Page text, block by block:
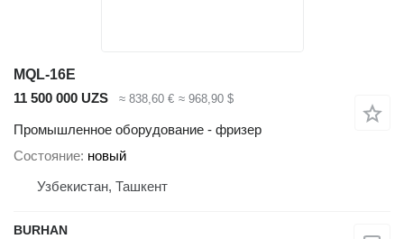
MQL-16E
11 500 000 UZS
≈ 838,60 € ≈ 968,90 $
Промышленное оборудование - фризер
Состояние новый
Узбекистан, Ташкент
BURHAN